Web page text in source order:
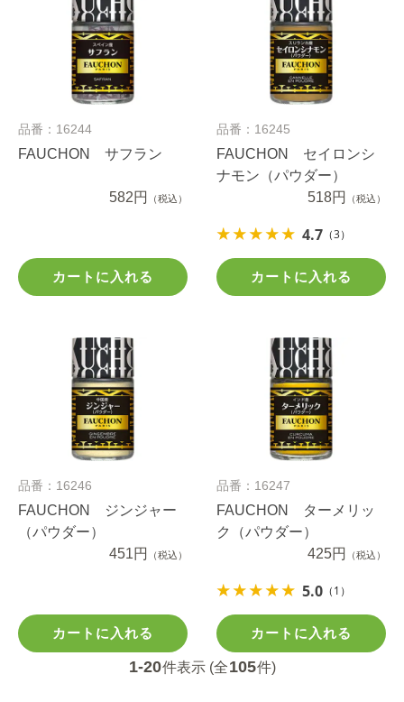
品番：16244
FAUCHON サフラン
582円 （税込）
カートに入れる
品番：16245
FAUCHON セイロンシ
ナモン（パウダー）
518円
（税込）
4.7 （3）
カートに入れる
品番：16246
FAUCHON ジンジャー
（パウダー）
451円
（税込）
カートに入れる
品番：16247
FAUCHON ターメリッ
ク（パウダー）
425円
（税込）
5.0 （1）
カートに入れる
1-20件表示 (全105件)